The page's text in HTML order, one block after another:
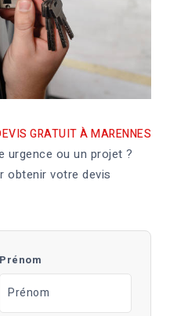
GRATUIT À MARENNES
urgence ou un projet ?
obtenir votre devis
Prénom